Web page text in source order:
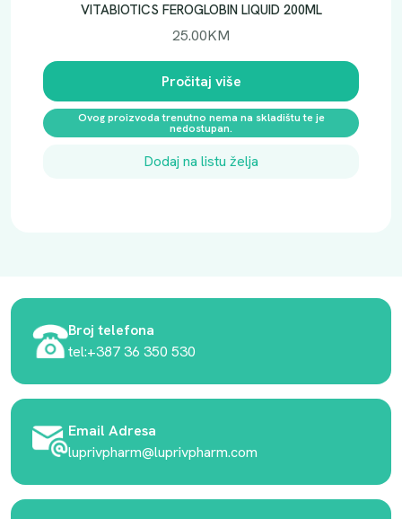
VITABIOTICS FEROGLOBIN LIQUID 200ML
25.00KM
Pročitaj više
Ovog proizvoda trenutno nema na skladištu te je
nedostupan.
Dodaj na listu želja
Broj telefona
tel:+387 36 350 530
Email Adresa
luprivpharm@luprivpharm.com